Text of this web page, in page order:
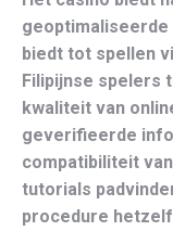
geoptimaliseerde
biedt tot spellen
Filipijnse spelers
kwaliteit van
geverifieerde
compatibiliteit
tutorials
procedure